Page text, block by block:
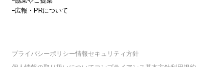
広報・PRについて
プライバシーポリシー情報セキュリティ方針